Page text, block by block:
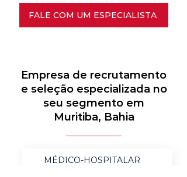
FALE COM UM ESPECIALISTA
Empresa de recrutamento
e seleção especializada no
seu segmento em
Muritiba, Bahia
MÉDICO-HOSPITALAR